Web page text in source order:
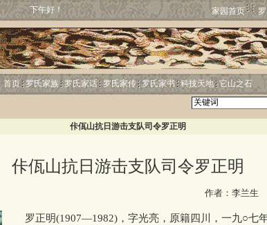
下午好！ 家园首页
首页 罗氏家族 罗氏家话 罗氏家传 罗氏家书 科技天地 它山之石
佧佤山抗日游击支队司令罗正明
佧佤山抗日游击支队司令罗正明
作者：李兰生
罗正明(1907—1982)，字光亮，原籍四川，一九○七